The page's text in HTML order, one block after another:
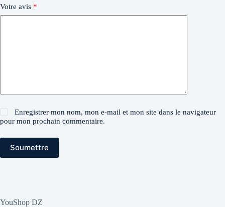
Votre avis *
Enregistrer mon nom, mon e-mail et mon site dans le navigateur
pour mon prochain commentaire.
Soumettre
YouShop DZ